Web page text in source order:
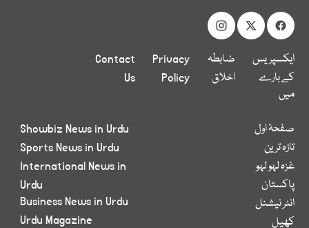
ایکسپریس
کے بارے
میں
ضابطہ
اخلاق
Privacy
Policy
Contact
Us
صفحۂ اول
تازہ ترین
غزہ لہو لہو
پاکستان
انٹر نیشنل
کھیل
Showbiz News in Urdu
Sports News in Urdu
International News in
Urdu
Business News in Urdu
Urdu Magazine